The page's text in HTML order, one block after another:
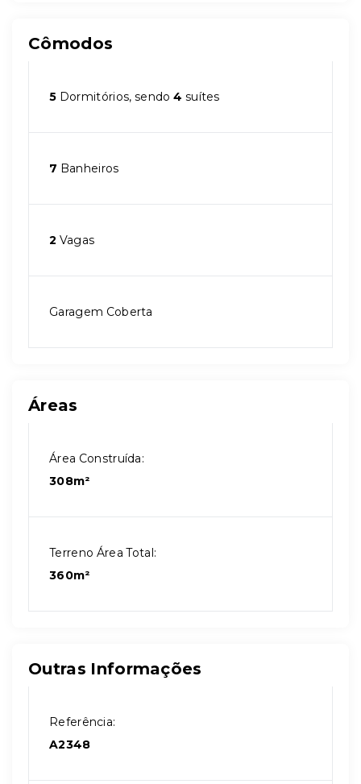
Cômodos
5 Dormitórios, sendo4 suítes
7 Banheiros
2 Vagas
Garagem Coberta
Áreas
Área Construída:
308m²
Terreno Área Total:
360m²
Outras Informações
Referência:
A2348